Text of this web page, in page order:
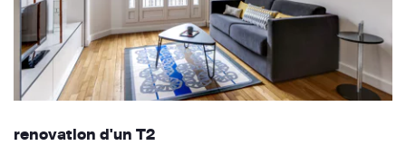
renovation d'un T2